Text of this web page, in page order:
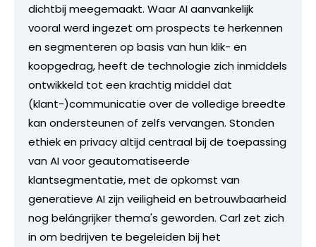
dichtbij meegemaakt. Waar AI aanvankelijk
vooral werd ingezet om prospects te herkennen
en segmenteren op basis van hun klik- en
koopgedrag, heeft de technologie zich inmiddels
ontwikkeld tot een krachtig middel dat
(klant-)communicatie over de volledige breedte
kan ondersteunen of zelfs vervangen. Stonden
ethiek en privacy altijd centraal bij de toepassing
van AI voor geautomatiseerde
klantsegmentatie, met de opkomst van
generatieve AI zijn veiligheid en betrouwbaarheid
nog belángrijker thema's geworden. Carl zet zich
in om bedrijven te begeleiden bij het